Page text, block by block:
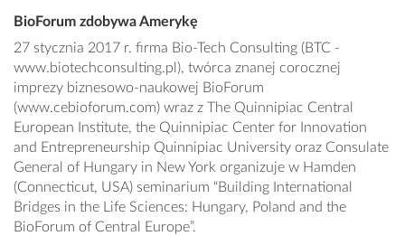
BioForum zdobywa Amerykę
27 stycznia 2017 r. firma Bio-Tech Consulting (BTC -
www.biotechconsulting.pl), twórca znanej corocznej
imprezy biznesowo-naukowej BioForum
(www.cebioforum.com) wraz z The Quinnipiac Central
European Institute, the Quinnipiac Center for Innovation
and Entrepreneurship Quinnipiac University oraz Consulate
General of Hungary in New York organizuje w Hamden
(Connecticut, USA) seminarium “Building International
Bridges in the Life Sciences: Hungary, Poland and the
BioForum of Central Europe”.